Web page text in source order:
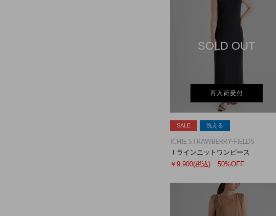
SOLD OUT
再入荷受付
SALE 洗える
ICHIE STRAWBERRY-FIELDS
Ｉラインニットワンピース
￥9,900(税込) 50%OFF